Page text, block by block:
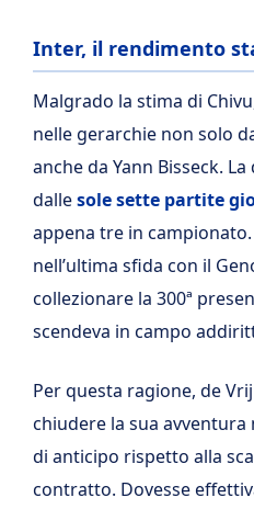
Inter, il rendimento
Malgrado la stima di
nelle gerarchie non solo
anche da Yann Bisseck.
dallesole sette partite
appena tre in campionato.
nell’ultima sfida con il
collezionare la 300ª
scendeva in campo
Per questa ragione, de
chiudere la sua
di anticipo rispetto alla
contratto. Dovesse